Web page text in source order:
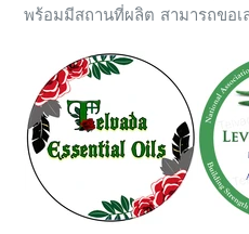
พร้อมมีสถานที่ผลิต สามารถขอเ